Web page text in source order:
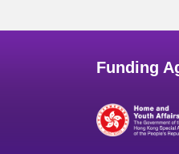
Funding